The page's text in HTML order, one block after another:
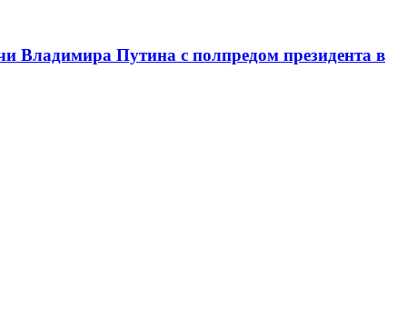
Владимира Путина с полпредом президента в